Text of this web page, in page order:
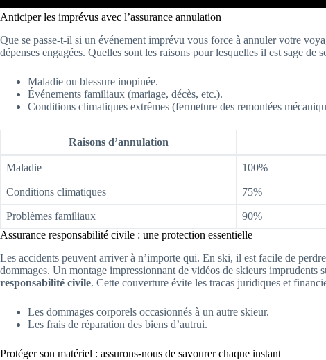
Anticiper les imprévus avec l’assurance annulation
Que se passe-t-il si un événement imprévu vous force à annuler votre
dépenses engagées. Quelles sont les raisons pour lesquelles il est sage de
Maladie ou blessure inopinée.
Événements familiaux (mariage, décès, etc.).
Conditions climatiques extrêmes (fermeture des remontées
Raisons d’annulation
Maladie 100%
Conditions climatiques 75%
Problèmes familiaux
90%
Assurance responsabilité civile : une protection essentielle
Les accidents peuvent arriver à n’importe qui. En ski, il est facile de
dommages. Un montage impressionnant de vidéos de skieurs imprudents
responsabilité civile. Cette couverture évite les tracas juridiques et
Les dommages corporels occasionnés à un autre skieur.
Les frais de réparation des biens d’autrui.
Protéger son matériel : assurons-nous de savourer chaque instant